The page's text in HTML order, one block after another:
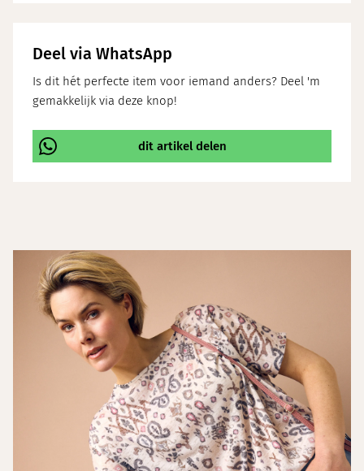
Deel via WhatsApp
Is dit hét perfecte item voor iemand anders? Deel 'm
gemakkelijk via deze knop!
dit artikel delen